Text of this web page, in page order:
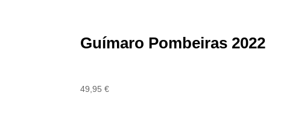
Guímaro Pombeiras 2022
49,95 €